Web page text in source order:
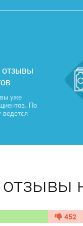
уже
По
ведется
452